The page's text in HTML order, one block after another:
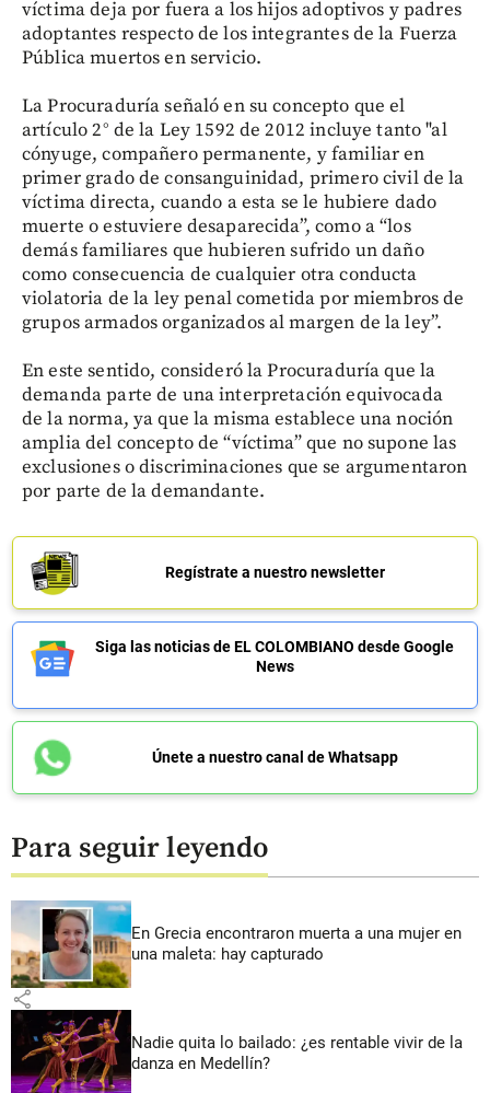
víctima deja por fuera a los hijos adoptivos y padres
adoptantes respecto de los integrantes de la Fuerza
Pública muertos en servicio.
La Procuraduría señaló en su concepto que el
artículo 2° de la Ley 1592 de 2012 incluye tanto "al
cónyuge, compañero permanente, y familiar en
primer grado de consanguinidad, primero civil de la
víctima directa, cuando a esta se le hubiere dado
muerte o estuviere desaparecida”, como a “los
demás familiares que hubieren sufrido un daño
como consecuencia de cualquier otra conducta
violatoria de la ley penal cometida por miembros de
grupos armados organizados al margen de la ley”.
En este sentido, consideró la Procuraduría que la
demanda parte de una interpretación equivocada
de la norma, ya que la misma establece una noción
amplia del concepto de “víctima” que no supone las
exclusiones o discriminaciones que se argumentaron
por parte de la demandante.
Regístrate a nuestro newsletter
Siga las noticias de EL COLOMBIANO desde Google
News
Únete a nuestro canal de Whatsapp
Para seguir leyendo
En Grecia encontraron muerta a una mujer en
una maleta: hay capturado
share
Nadie quita lo bailado: ¿es rentable vivir de la
danza en Medellín?